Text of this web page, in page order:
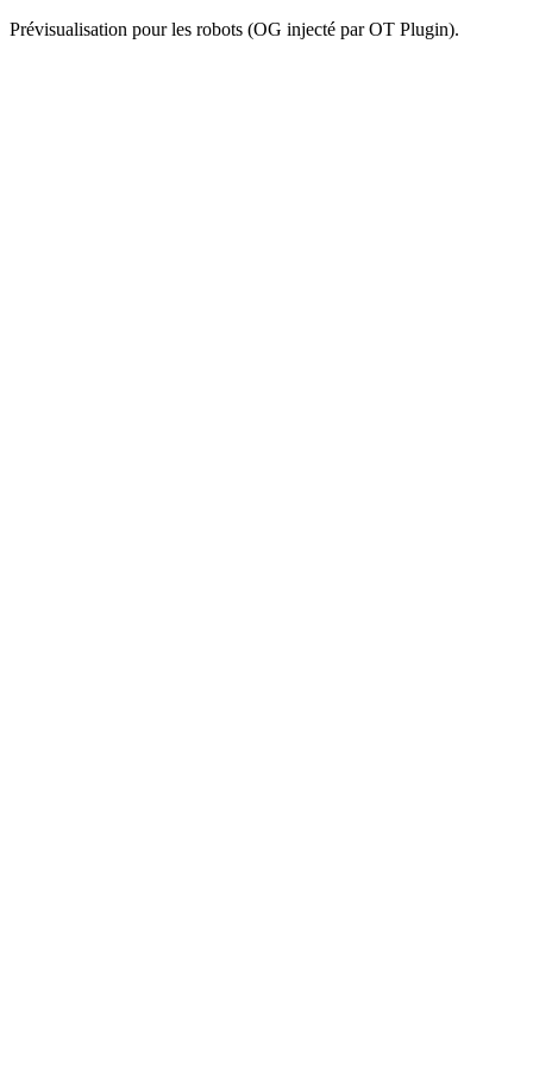
Prévisualisation pour les robots (OG injecté par OT Plugin).